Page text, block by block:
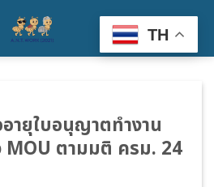
อายุใบอนุญาตทำงาน
MOU ตามมติ ครม. 24
TH